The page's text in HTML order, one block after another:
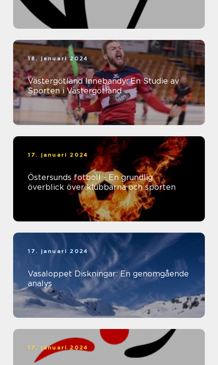
18. januari 2024
Västergötland Innebandy: En Studie av
Sporten i Västergötland
17. januari 2024
Östersunds fotboll - En grundlig
överblick över klubbarna och sporten
17. januari 2024
Vasaloppet Diskningar: En genomgående
analys
17. januari 2024